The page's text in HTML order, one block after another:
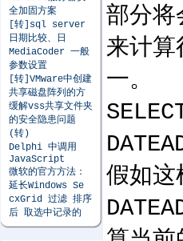
全加固方案
[转]sql server
日期比较、日
MediaCoder 一般
参数设置
[转]VMware中创建
共享磁盘阵列的方
缓解vss共享文件夹
的安全隐患问题
(转)
Delphi 中调用
JavaScript
微软的官方方法：
延长Windows Se
cxGrid 过滤 排序
后 取选中记录的
部分
来计
一。
假如